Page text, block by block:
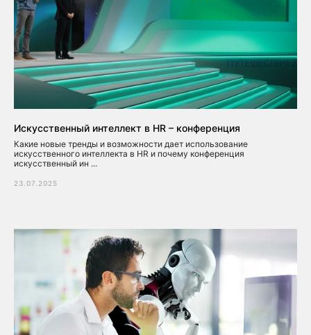
Искусственный интеллект в HR – конференция
Какие новые тренды и возможности дает использование
искусственного интеллекта в HR и почему конференция
искусственный ин ...
23.07.2025